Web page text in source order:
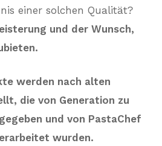
einer solchen Qualität?
und der Wunsch,
werden nach alten
die von Generation zu
und von PastaChef
wurden.